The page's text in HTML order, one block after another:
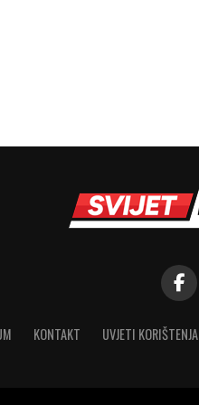
KONTAKT UVJETI KORIŠTENJA